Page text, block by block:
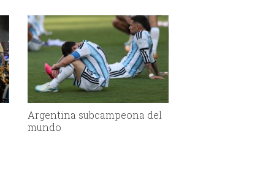
Argentina subcampeona del
mundo